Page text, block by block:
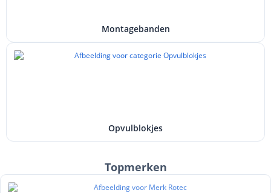
Montagebanden
Opvulblokjes
Topmerken